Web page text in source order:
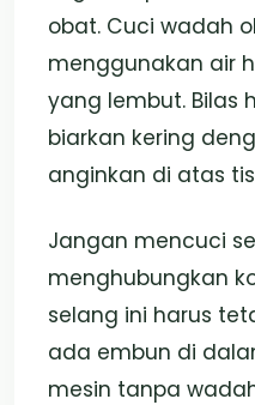
obat. Cuci wadah
menggunakan air
yang lembut. Bilas
biarkan kering
anginkan di atas
Jangan mencuci
menghubungkan
selang ini harus
ada embun di
mesin tanpa